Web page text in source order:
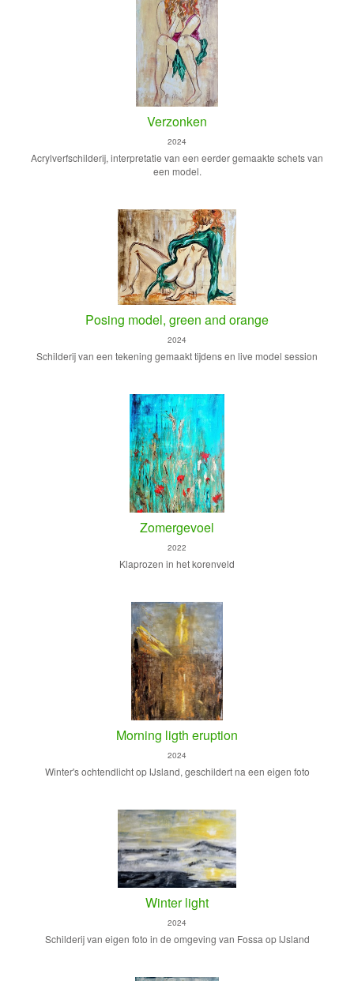
Verzonken
2024
Acrylverfschilderij, interpretatie van een eerder gemaakte schets van
een model.
Posing model, green and orange
2024
Schilderij van een tekening gemaakt tijdens en live model session
Zomergevoel
2022
Klaprozen in het korenveld
Morning ligth eruption
2024
Winter's ochtendlicht op IJsland, geschildert na een eigen foto
Winter light
2024
Schilderij van eigen foto in de omgeving van Fossa op IJsland